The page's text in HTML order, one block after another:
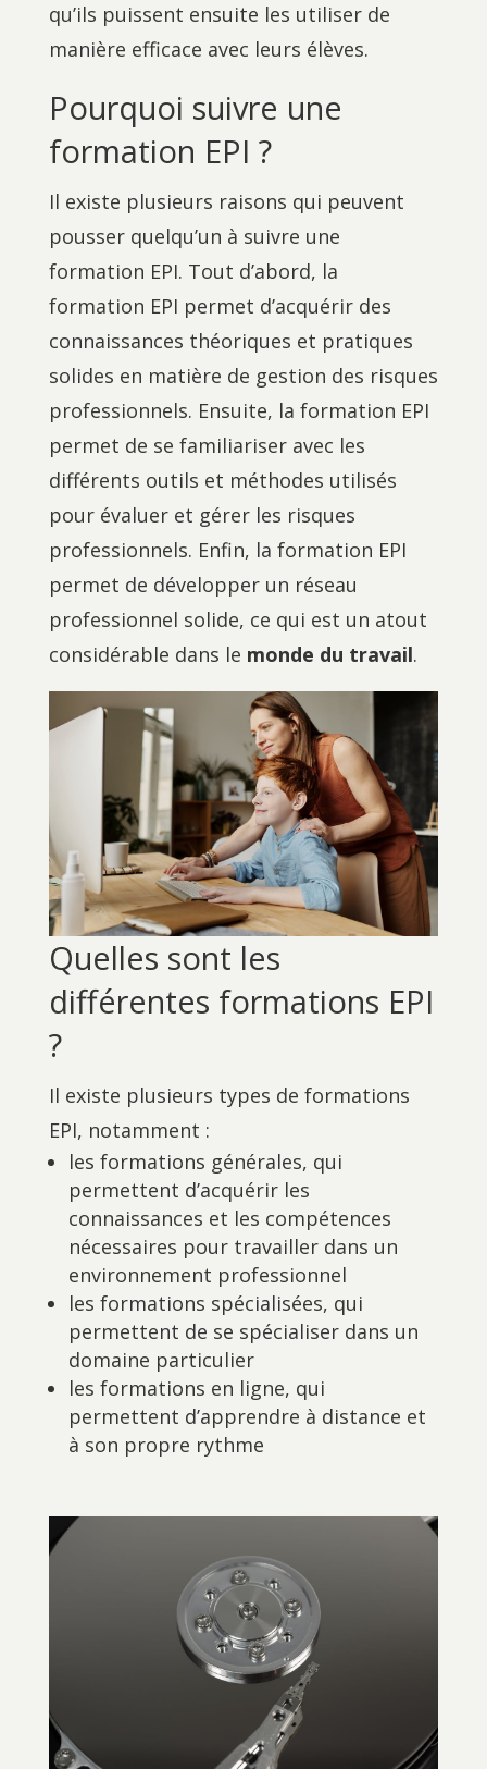
qu’ils puissent ensuite les utiliser de
manière efficace avec leurs élèves.
Pourquoi suivre une
formation EPI ?
Il existe plusieurs raisons qui peuvent
pousser quelqu’un à suivre une
formation EPI. Tout d’abord, la
formation EPI permet d’acquérir des
connaissances théoriques et pratiques
solides en matière de gestion des risques
professionnels. Ensuite, la formation EPI
permet de se familiariser avec les
différents outils et méthodes utilisés
pour évaluer et gérer les risques
professionnels. Enfin, la formation EPI
permet de développer un réseau
professionnel solide, ce qui est un atout
considérable dans le monde du travail.
Quelles sont les
différentes formations EPI
?
Il existe plusieurs types de formations
EPI, notamment :
les formations générales, qui
permettent d’acquérir les
connaissances et les compétences
nécessaires pour travailler dans un
environnement professionnel
les formations spécialisées, qui
permettent de se spécialiser dans un
domaine particulier
les formations en ligne, qui
permettent d’apprendre à distance et
à son propre rythme